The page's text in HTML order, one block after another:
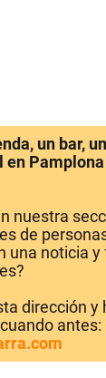
un bar,
en
nuestra
de
una noticia
dirección
antes: